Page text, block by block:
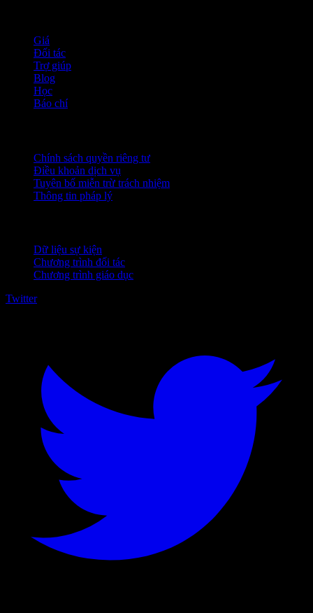
Giá
Đối tác
Trợ giúp
Blog
Học
Báo chí
Chính sách quyền riêng tư
Điều khoản dịch vụ
Tuyên bố miễn trừ trách nhiệm
Thông tin pháp lý
Dữ liệu sự kiện
Chương trình đối tác
Chương trình giáo dục
Twitter